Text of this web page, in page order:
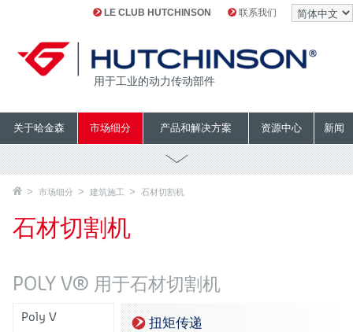
LE CLUB HUTCHINSON 联系我们
用于工业的动力传动部件
关于哈金森 市场细分 产品和解决方案 资源中心 新闻
市场细分 建筑施工 石材切割机
石材切割机
POLY V® 用于石材切割机
Poly V
扭矩传递